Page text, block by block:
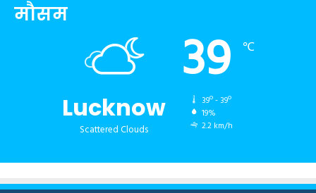
मौसम
Lucknow
Scattered Clouds
39 ℃
39º - 39º
19%
2.2 km/h